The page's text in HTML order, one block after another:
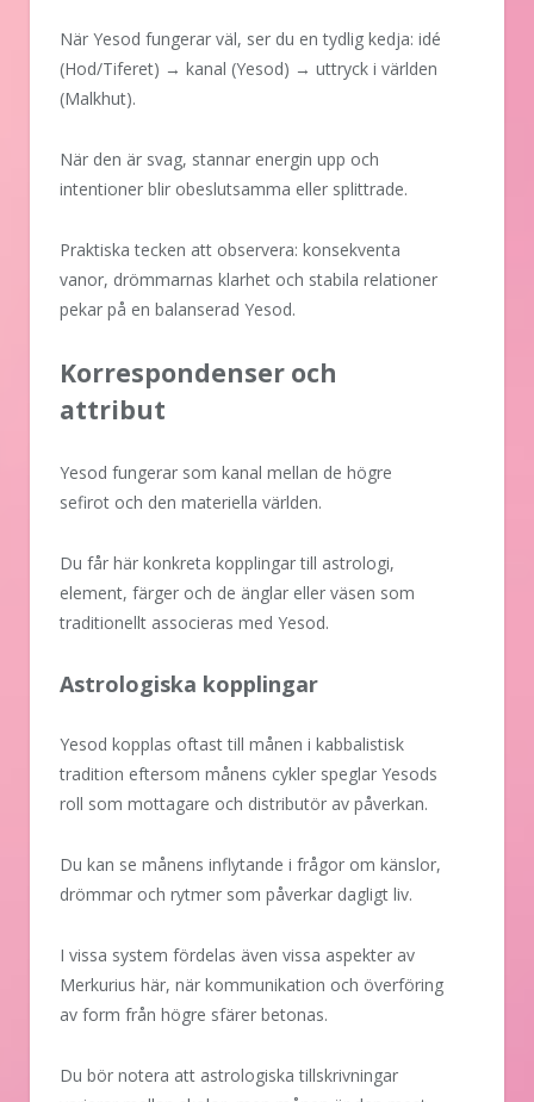
När Yesod fungerar väl, ser du en tydlig kedja: idé
(Hod/Tiferet) → kanal (Yesod) → uttryck i världen
(Malkhut).
När den är svag, stannar energin upp och
intentioner blir obeslutsamma eller splittrade.
Praktiska tecken att observera: konsekventa
vanor, drömmarnas klarhet och stabila relationer
pekar på en balanserad Yesod.
Korrespondenser och
attribut
Yesod fungerar som kanal mellan de högre
sefirot och den materiella världen.
Du får här konkreta kopplingar till astrologi,
element, färger och de änglar eller väsen som
traditionellt associeras med Yesod.
Astrologiska kopplingar
Yesod kopplas oftast till månen i kabbalistisk
tradition eftersom månens cykler speglar Yesods
roll som mottagare och distributör av påverkan.
Du kan se månens inflytande i frågor om känslor,
drömmar och rytmer som påverkar dagligt liv.
I vissa system fördelas även vissa aspekter av
Merkurius här, när kommunikation och överföring
av form från högre sfärer betonas.
Du bör notera att astrologiska tillskrivningar